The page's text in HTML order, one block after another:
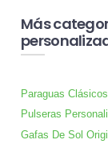
Más
Paraguas Clásicos
Pulseras
Gafas De Sol